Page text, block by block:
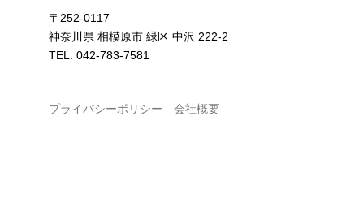
〒252-0117
神奈川県 相模原市 緑区 中沢 222-2
TEL: 042-783-7581
プライバシーポリシー 会社概要